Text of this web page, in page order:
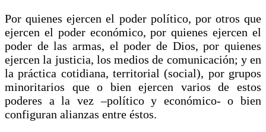
Por quienes ejercen el poder político, por otros que
ejercen el poder económico, por quienes ejercen el
poder de las armas, el poder de Dios, por quienes
ejercen la justicia, los medios de comunicación; y en
la práctica cotidiana, territorial (social), por grupos
minoritarios que o bien ejercen varios de estos
poderes a la vez –político y económico- o bien
configuran alianzas entre éstos.